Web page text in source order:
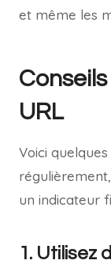
et même les
URL
Voici
un indicateur
1. Utilisez